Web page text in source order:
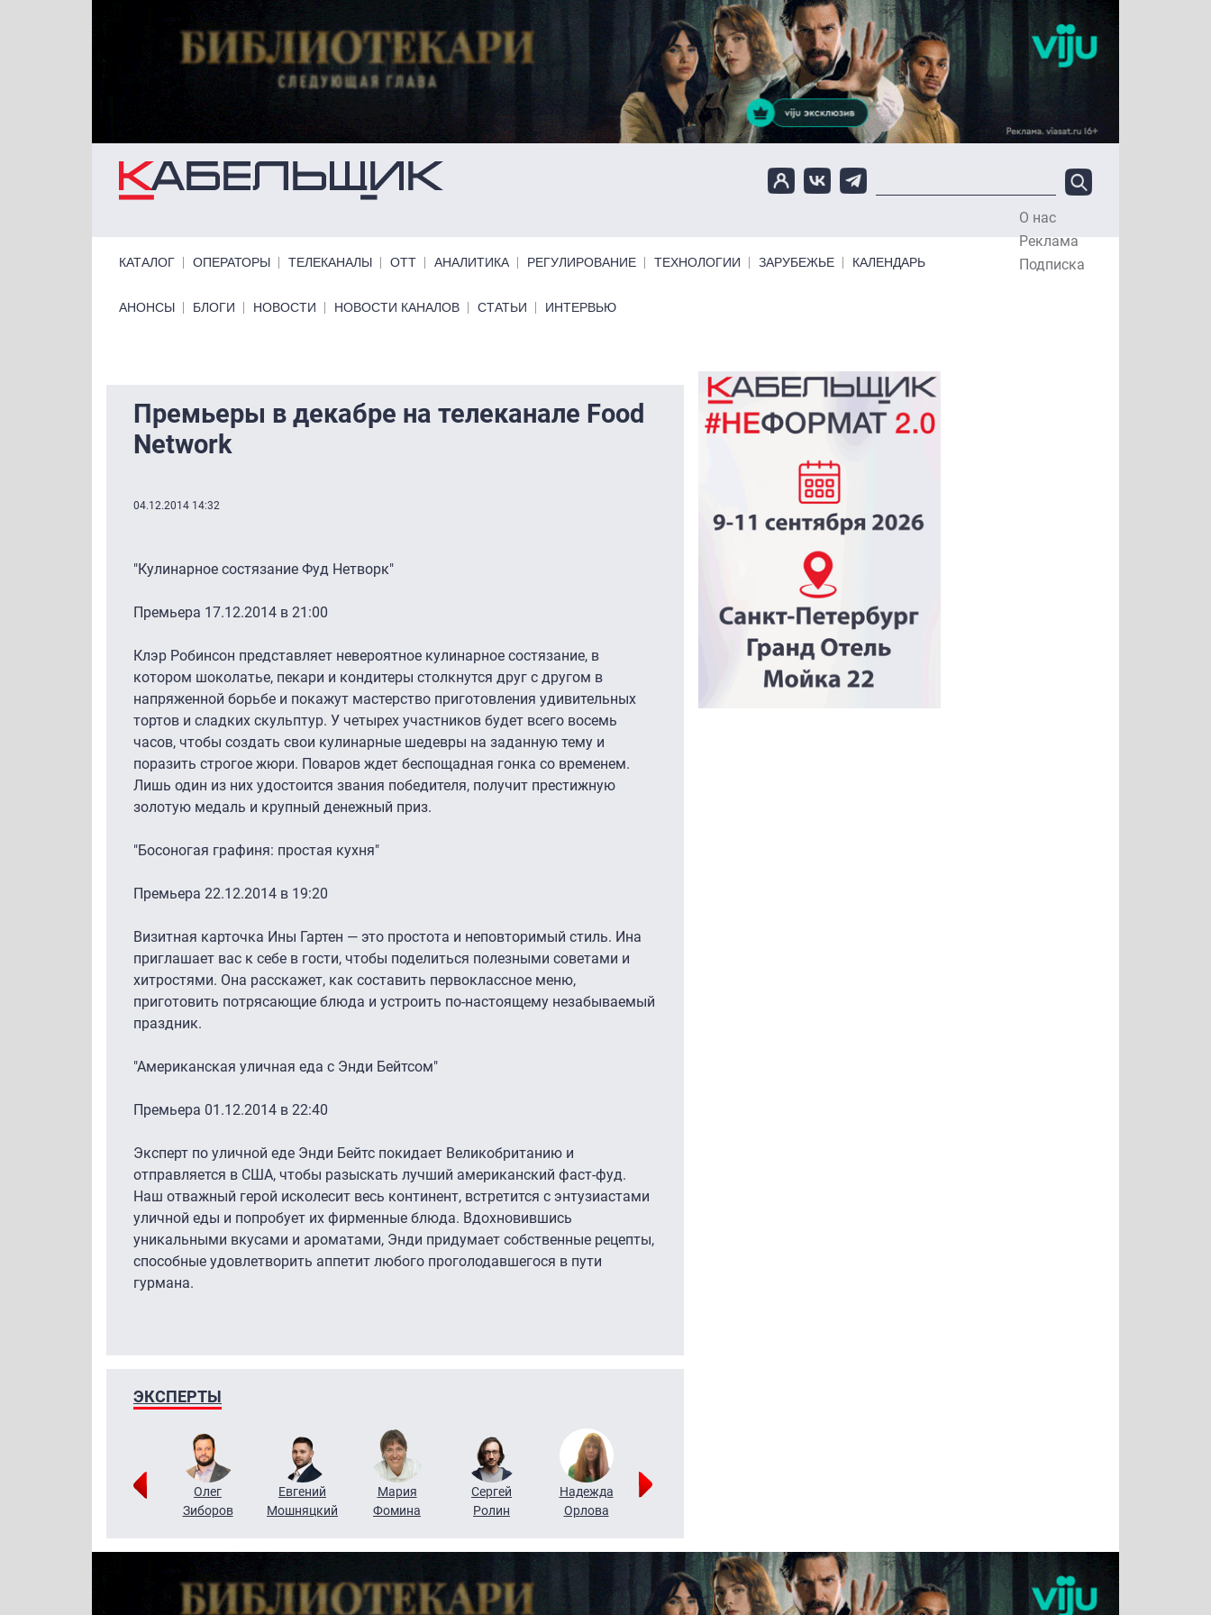
О нас
Реклама
Подписка
КАТАЛОГ ОПЕРАТОРЫ ТЕЛЕКАНАЛЫ ОТТ АНАЛИТИКА РЕГУЛИРОВАНИЕ ТЕХНОЛОГИИ ЗАРУБЕЖЬЕ КАЛЕНДАРЬ
Primary links bottom
АНОНСЫ БЛОГИ НОВОСТИ НОВОСТИ КАНАЛОВ СТАТЬИ ИНТЕРВЬЮ
Премьеры в декабре на телеканале Food
Network
04.12.2014 14:32
"Кулинарное состязание Фуд Нетворк"
Премьера 17.12.2014 в 21:00
Клэр Робинсон представляет невероятное кулинарное состязание, в
котором шоколатье, пекари и кондитеры столкнутся друг с другом в
напряженной борьбе и покажут мастерство приготовления удивительных
тортов и сладких скульптур. У четырех участников будет всего восемь
часов, чтобы создать свои кулинарные шедевры на заданную тему и
поразить строгое жюри. Поваров ждет беспощадная гонка со временем.
Лишь один из них удостоится звания победителя, получит престижную
золотую медаль и крупный денежный приз.
"Босоногая графиня: простая кухня"
Премьера 22.12.2014 в 19:20
Визитная карточка Ины Гартен — это простота и неповторимый стиль. Ина
приглашает вас к себе в гости, чтобы поделиться полезными советами и
хитростями. Она расскажет, как составить первоклассное меню,
приготовить потрясающие блюда и устроить по-настоящему незабываемый
праздник.
"Американская уличная еда с Энди Бейтсом"
Премьера 01.12.2014 в 22:40
Эксперт по уличной еде Энди Бейтс покидает Великобританию и
отправляется в США, чтобы разыскать лучший американский фаст-фуд.
Наш отважный герой исколесит весь континент, встретится с энтузиастами
уличной еды и попробует их фирменные блюда. Вдохновившись
уникальными вкусами и ароматами, Энди придумает собственные рецепты,
способные удовлетворить аппетит любого проголодавшегося в пути
гурмана.
ЭКСПЕРТЫ
Григорий
Олег
Зиборов
Евгений
Мошняцкий
Мария
Фомина
Сергей
Ролин
Надежда
Орлова